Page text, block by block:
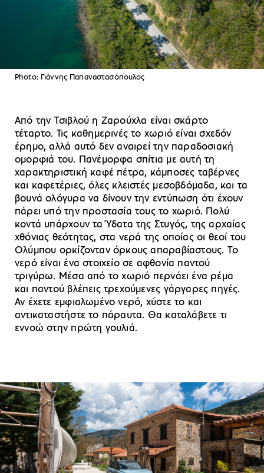
Photo: Γιάννης Παπαναστασόπουλος
Από την Τσιβλού η Ζαρούχλα είναι σκάρτο
τέταρτο. Τις καθημερινές το χωριό είναι σχεδόν
έρημο, αλλά αυτό δεν αναιρεί την παραδοσιακή
ομορφιά του. Πανέμορφα σπίτια με αυτή τη
χαρακτηριστική καφέ πέτρα, κάμποσες ταβέρνες
και καφετέριες, όλες κλειστές μεσοβδόμαδα, και τα
βουνά ολόγυρα να δίνουν την εντύπωση ότι έχουν
πάρει υπό την προστασία τους το χωριό. Πολύ
κοντά υπάρχουν τα Ύδατα της Στυγός, της αρχαίας
χθόνιας θεότητας, στα νερά της οποίας οι θεοί του
Ολύμπου ορκίζονταν όρκους απαραβίαστους. Το
νερό είναι ένα στοιχείο σε αφθονία παντού
τριγύρω. Μέσα από το χωριό περνάει ένα ρέμα
και παντού βλέπεις τρεχούμενες γάργαρες πηγές.
Αν έχετε εμφιαλωμένο νερό, χύστε το και
αντικαταστήστε το πάραυτα. Θα καταλάβετε τι
εννοώ στην πρώτη γουλιά.